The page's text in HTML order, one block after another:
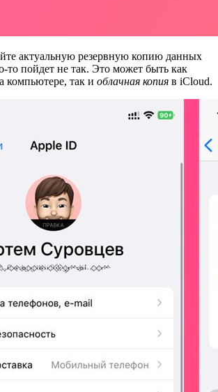
актуальную резервную копию данных
то пойдет не так. Это может быть как
компьютере, так и облачная копия в iCloud.